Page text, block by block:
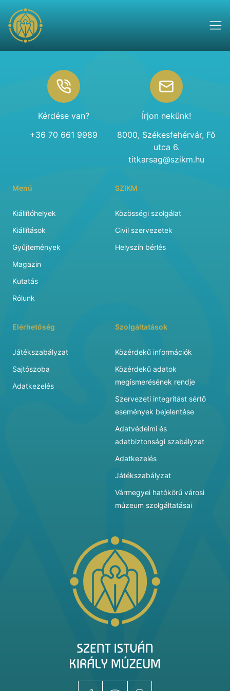
Kérdése van?
+36 70 661 9989
Írjon nekünk!
8000, Székesfehérvár, Fő
utca 6.
titkarsag@szikm.hu
Menü
Kiállítóhelyek
Kiállítások
Gyűjtemények
Magazin
Kutatás
Rólunk
SZIKM
Közösségi szolgálat
Civil szervezetek
Helyszín bérlés
Elérhetőség
Játékszabályzat
Sajtószoba
Adatkezelés
Szolgáltatások
Közérdekű információk
Közérdekű adatok
megismerésének rendje
Szervezeti integritást sértő
események bejelentése
Adatvédelmi és
adatbiztonsági szabályzat
Adatkezelés
Játékszabályzat
Vármegyei hatókörű városi
múzeum szolgáltatásai